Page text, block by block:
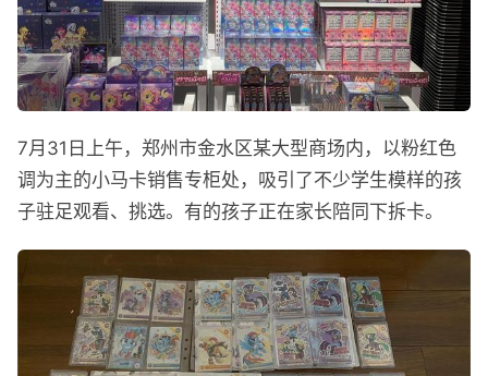
7月31日上午，郑州市金水区某大型商场内，以粉红色
调为主的小马卡销售专柜处，吸引了不少学生模样的孩
子驻足观看、挑选。有的孩子正在家长陪同下拆卡。